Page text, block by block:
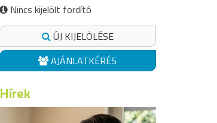
Nincs kijelölt fordító
ÚJ KIJELÖLÉSE
AJÁNLATKÉRÉS
Hírek